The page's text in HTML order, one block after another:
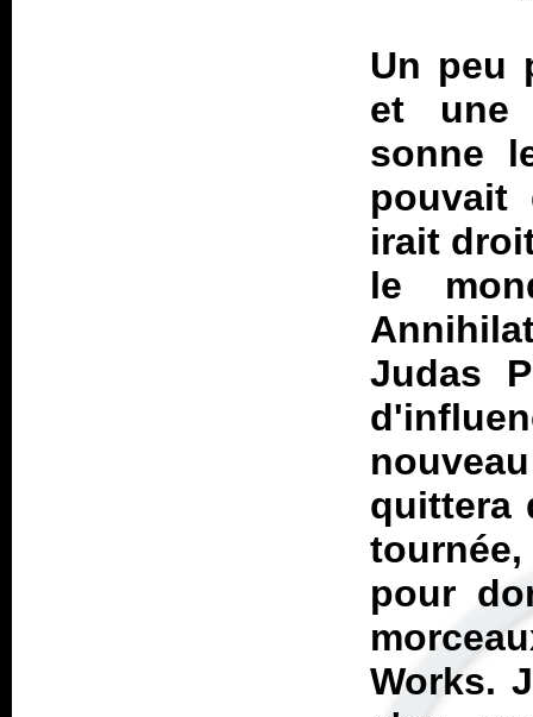
Un peu
et une
sonne
pouvait
irait
le
Judas
quittera
pour
Works.